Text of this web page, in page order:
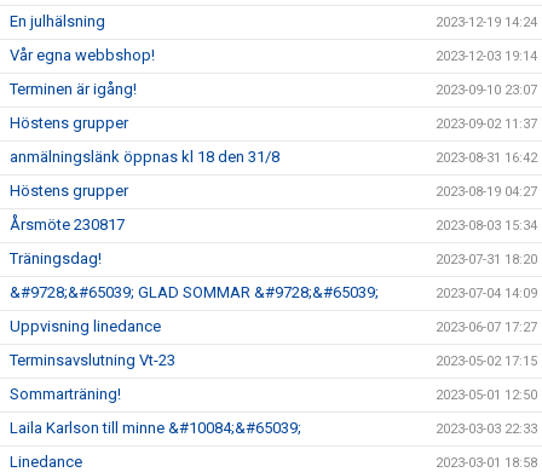
En julhälsning 2023-12-19 14:24
Vår egna webbshop! 2023-12-03 19:14
Terminen är igång! 2023-09-10 23:07
Höstens grupper 2023-09-02 11:37
anmälningslänk öppnas kl 18 den 31/8 2023-08-31 16:42
Höstens grupper 2023-08-19 04:27
Årsmöte 230817 2023-08-03 15:34
Träningsdag! 2023-07-31 18:20
&#9728;&#65039; GLAD SOMMAR &#9728;&#65039; 2023-07-04 14:09
Uppvisning linedance 2023-06-07 17:27
Terminsavslutning Vt-23 2023-05-02 17:15
Sommarträning! 2023-05-01 12:50
Laila Karlson till minne &#10084;&#65039; 2023-03-03 22:33
Linedance 2023-03-01 18:58